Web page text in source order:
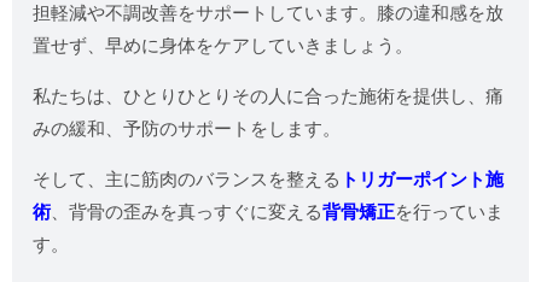
担軽減や不調改善をサポートしています。膝の違和感を放
置せず、早めに身体をケアしていきましょう。
私たちは、ひとりひとりその人に合った施術を提供し、痛
みの緩和、予防のサポートをします。
そして、主に筋肉のバランスを整える トリガーポイント施
術、背骨の歪みを真っすぐに変える背骨矯正を行っていま
す。